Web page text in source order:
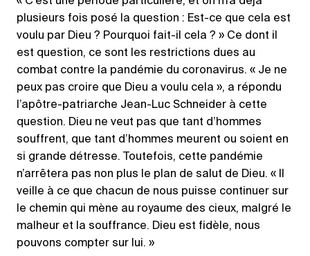
plusieurs fois posé la question : Est-ce que cela est
voulu par Dieu ? Pourquoi fait-il cela ? » Ce dont il
est question, ce sont les restrictions dues au
combat contre la pandémie du coronavirus. « Je ne
peux pas croire que Dieu a voulu cela », a répondu
l’apôtre-patriarche Jean-Luc Schneider à cette
question. Dieu ne veut pas que tant d’hommes
souffrent, que tant d’hommes meurent ou soient en
si grande détresse. Toutefois, cette pandémie
n’arrêtera pas non plus le plan de salut de Dieu. « Il
veille à ce que chacun de nous puisse continuer sur
le chemin qui mène au royaume des cieux, malgré le
malheur et la souffrance. Dieu est fidèle, nous
pouvons compter sur lui. »